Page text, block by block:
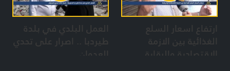
ارتفاع اسعار السلع
الغذائية بين الازمة
الاقتصادية والرقابة
العمل البلدي في بلدة
طيردبا .. اصرار على تحدي
العدوان